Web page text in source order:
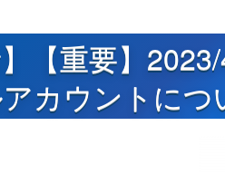
】【重要】
カウントにつ